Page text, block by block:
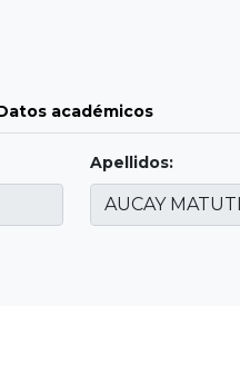
académicos
Apellidos: